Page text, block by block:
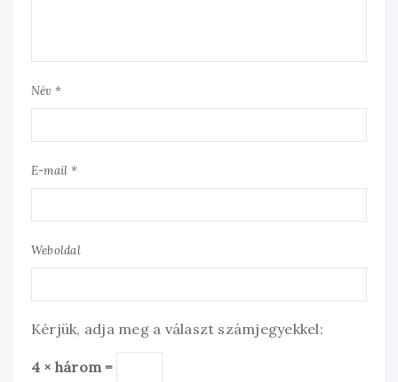
Név *
E-mail *
Weboldal
Kérjük, adja meg a választ számjegyekkel:
4 × három =